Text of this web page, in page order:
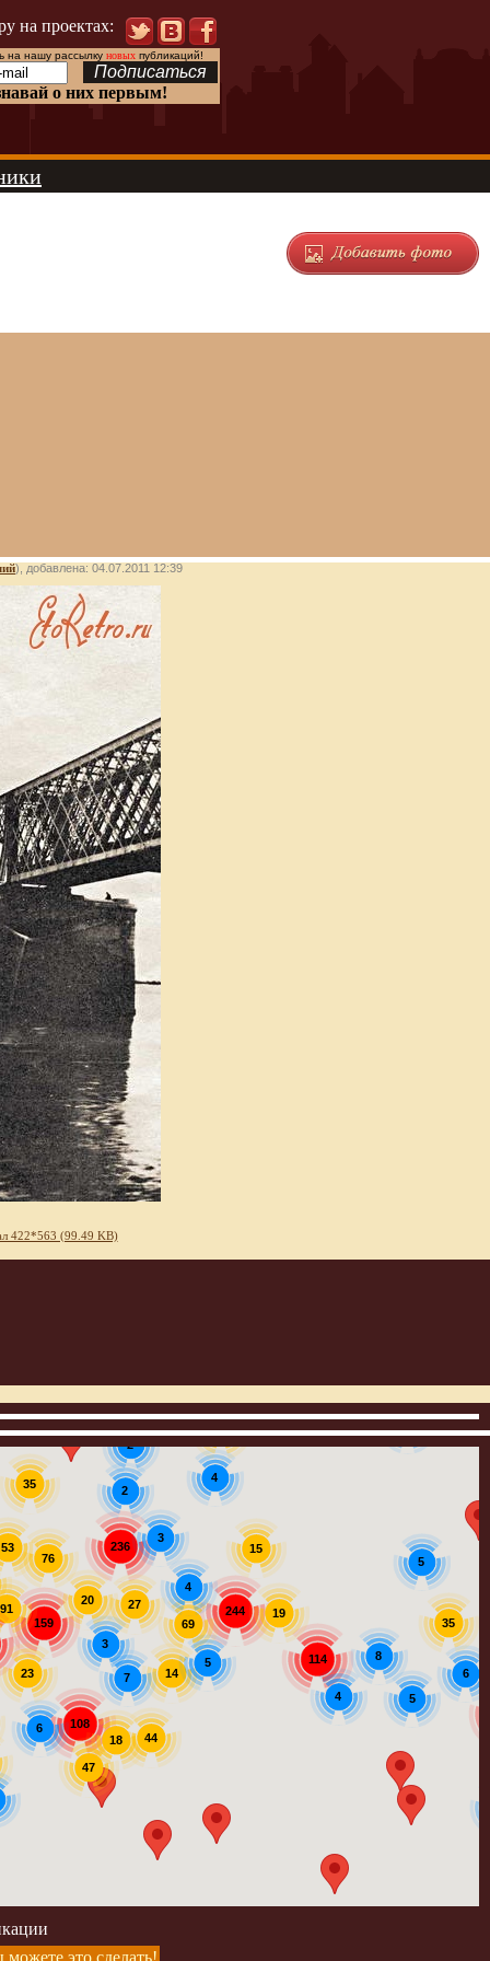
на проектах:
на нашу рассылку новыхпубликаций!
о них первым!
), добавлена: 04.07.2011 12:39
422*563 (99.49 KB)
159
236
14
244
27
76
44
15
91
20
108
114
5
35
69
7
8
19
3
47
4
23
4
53
6
2
18
3
5
4
5
6
12
2
35
это сделать!